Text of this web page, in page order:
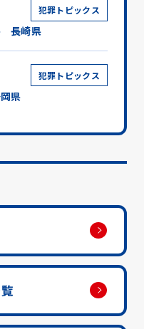
犯罪トピックス
長崎県
犯罪トピックス
県